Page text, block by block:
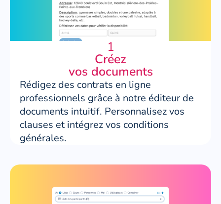
1
Créez
vos documents
Rédigez des contrats en ligne
professionnels grâce à notre éditeur de
documents intuitif. Personnalisez vos
clauses et intégrez vos conditions
générales.